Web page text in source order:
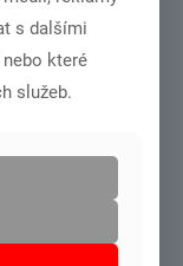
Číst více
s dalšími
které
služeb.